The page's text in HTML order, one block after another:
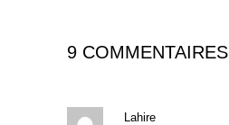
9 COMMENTAIRES
Lahire